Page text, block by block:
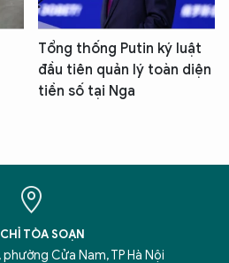
Tổng thống Putin ký luật
đầu tiên quản lý toàn diện
tiền số tại Nga
TÒA SOẠN
Cửa Nam, TP Hà Nội